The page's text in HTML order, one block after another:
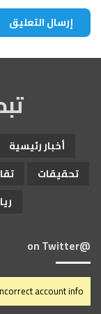
أخبار رئيسية
تحقيقات
@on Twitter
account info.